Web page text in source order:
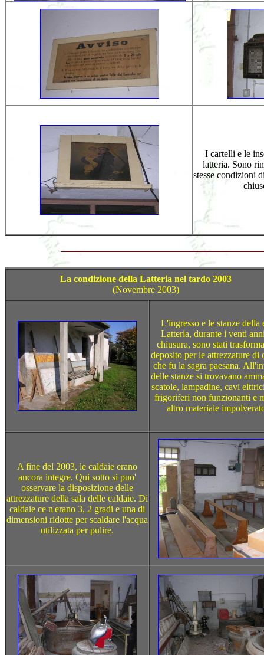
I cartelli e le
latteria. Sono
stesse condizioni
La condizione della Latteria nel tardo 2003
(Novembre 2003)
L'ingresso e le stanze della
Latteria, durante i venti
chiusura, sono stati
deposito per le attrezzature di
che fu la sagra paesana.
delle stanze si trovavano
scatole, lampadine, cavi
frigoriferi non funzionanti e
altro materiale
A fine del 2003, le caldaie erano
ancora integre. Qui sotto si puo'
osservare la disposizione delle
attrezzature della sala delle caldaie. Di
caldaie ce n'erano 3, 2 gradi e una di
dimensioni ridotte per scaldare l'acqua
utilizzata per pulire.